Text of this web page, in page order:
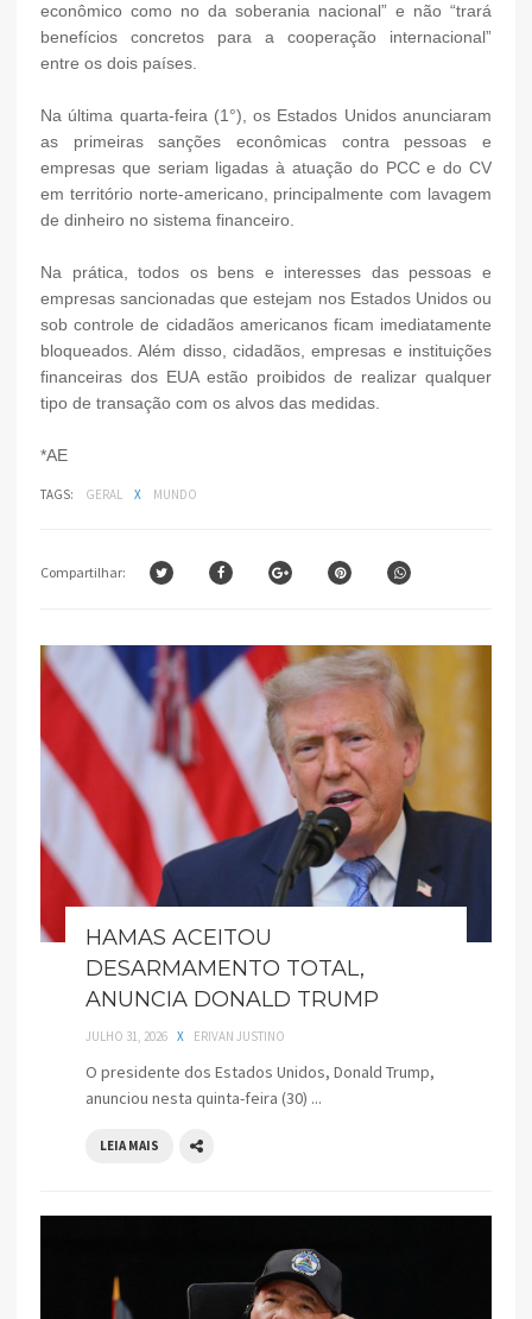
econômico como no da soberania nacional” e não “trará
benefícios concretos para a cooperação internacional”
entre os dois países.
Na última quarta-feira (1°), os Estados Unidos anunciaram
as primeiras sanções econômicas contra pessoas e
empresas que seriam ligadas à atuação do PCC e do CV
em território norte-americano, principalmente com lavagem
de dinheiro no sistema financeiro.
Na prática, todos os bens e interesses das pessoas e
empresas sancionadas que estejam nos Estados Unidos ou
sob controle de cidadãos americanos ficam imediatamente
bloqueados. Além disso, cidadãos, empresas e instituições
financeiras dos EUA estão proibidos de realizar qualquer
tipo de transação com os alvos das medidas.
*AE
TAGS: GERAL X MUNDO
Compartilhar:
HAMAS ACEITOU
DESARMAMENTO TOTAL,
ANUNCIA DONALD TRUMP
JULHO 31, 2026 X ERIVAN JUSTINO
O presidente dos Estados Unidos, Donald Trump,
anunciou nesta quinta-feira (30) ...
LEIA MAIS